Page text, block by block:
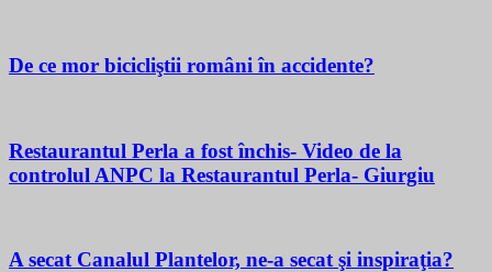
De ce mor bicicliştii români în accidente?
Restaurantul Perla a fost închis- Video de la
controlul ANPC la Restaurantul Perla- Giurgiu
A secat Canalul Plantelor, ne-a secat şi inspiraţia?